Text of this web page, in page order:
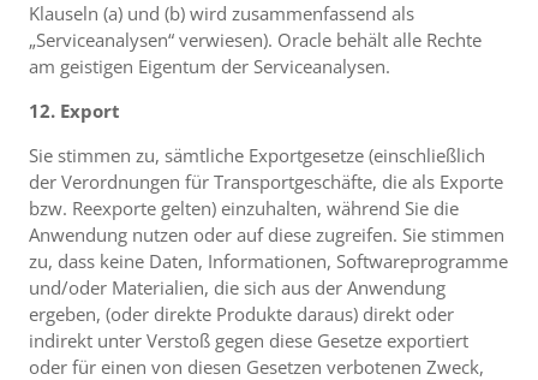
Klauseln (a) und (b) wird zusammenfassend als
„Serviceanalysen“ verwiesen). Oracle behält alle Rechte
am geistigen Eigentum der Serviceanalysen.
12. Export
Sie stimmen zu, sämtliche Exportgesetze (einschließlich
der Verordnungen für Transportgeschäfte, die als Exporte
bzw. Reexporte gelten) einzuhalten, während Sie die
Anwendung nutzen oder auf diese zugreifen. Sie stimmen
zu, dass keine Daten, Informationen, Softwareprogramme
und/oder Materialien, die sich aus der Anwendung
ergeben, (oder direkte Produkte daraus) direkt oder
indirekt unter Verstoß gegen diese Gesetze exportiert
oder für einen von diesen Gesetzen verbotenen Zweck,